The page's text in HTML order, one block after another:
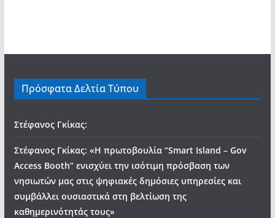
Πρόσφατα Δελτία Τύπου
Στέφανος Γκίκας:
Στέφανος Γκίκας: «Η πρωτοβουλία “Smart Island – Gov
Access Booth” ενισχύει την ισότιμη πρόσβαση των
νησιωτών μας στις ψηφιακές δημόσιες υπηρεσίες και
συμβάλλει ουσιαστικά στη βελτίωση της
καθημερινότητάς τους»